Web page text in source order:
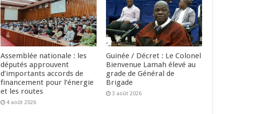
Assemblée nationale : les
députés approuvent
d’importants accords de
financement pour l’énergie
et les routes
4 août 2026
Guinée / Décret : Le Colonel
Bienvenue Lamah élevé au
grade de Général de
Brigade
3 août 2026